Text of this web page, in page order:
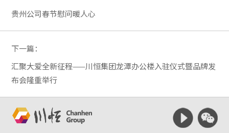
贵州公司春节慰问暖人心
下一篇：
汇聚大爱全新征程——川恒集团龙潭办公楼入驻仪式暨品牌发
布会隆重举行